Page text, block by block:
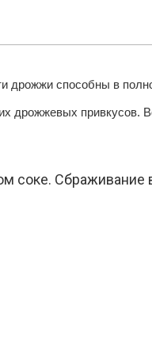
дрожжи способны в
дрожжевых привкусов.
соке. Сбраживание